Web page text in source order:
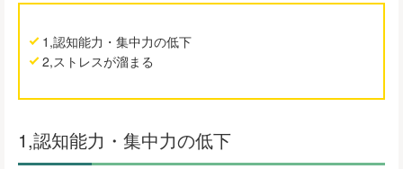
1,認知能力・集中力の低下
2,ストレスが溜まる
1,認知能力・集中力の低下